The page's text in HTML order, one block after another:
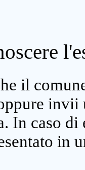
il
invii
In caso
in